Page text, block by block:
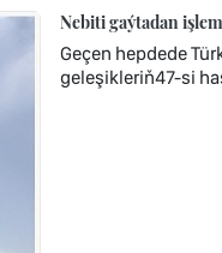
Nebiti gaýtadan
Geçen hepdede
geleşikleriň47-si